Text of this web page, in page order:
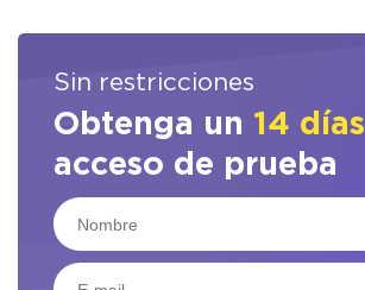
Sin restricciones
Obtenga un 14 días
acceso de prueba